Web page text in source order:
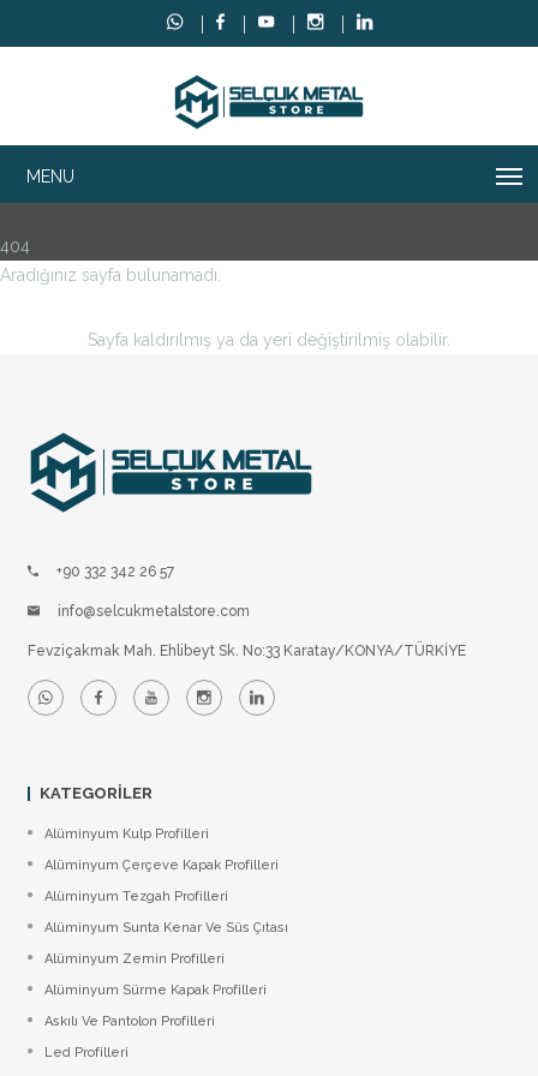
404
Aradığınız sayfa bulunamadı.
Sayfa kaldırılmış ya da yeri değiştirilmiş olabilir.
+90 332 342 26 57
info@selcukmetalstore.com
Fevziçakmak Mah. Ehlibeyt Sk. No:33 Karatay/KONYA/TÜRKİYE
KATEGORILER
Alüminyum Kulp Profilleri
Alüminyum Çerçeve Kаpаk Profilleri
Alüminyum Tezgah Profilleri
Alüminyum Sunta Kenar Ve Süs Çıtası
Alüminyum Zemin Profilleri
Alüminyum Sürme Kapak Profilleri
Askılı Ve Pantolon Profilleri
Led Profilleri